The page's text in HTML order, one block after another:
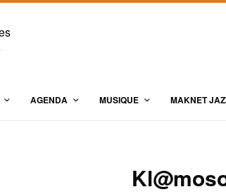
AGENDA MUSIQUE MAKNET